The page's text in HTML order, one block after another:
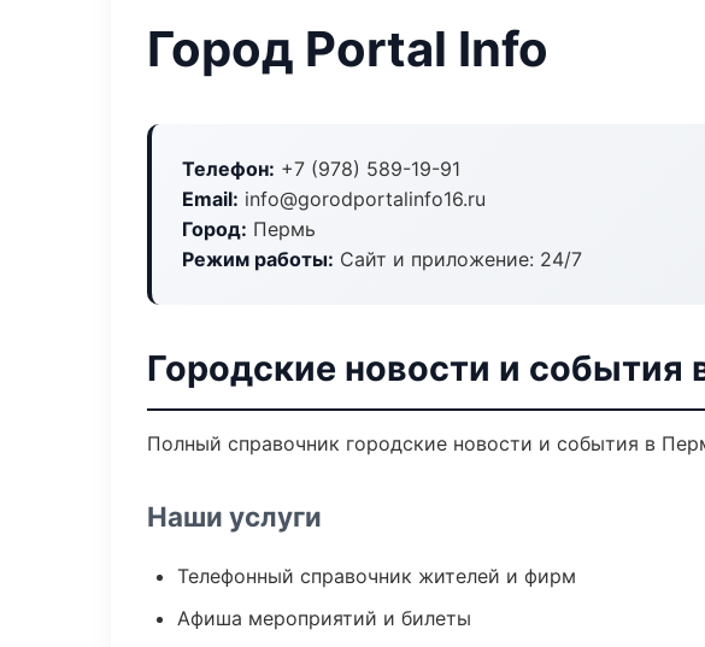
Город Portal Info
Телефон: +7 (978) 589-19-91
Email: info@gorodportalinfo16.ru
Город: Пермь
Режим работы: Сайт и приложение: 24/7
Городские новости и события
Полный справочник городские новости и события в
Наши услуги
Телефонный справочник жителей и фирм
Афиша мероприятий и билеты